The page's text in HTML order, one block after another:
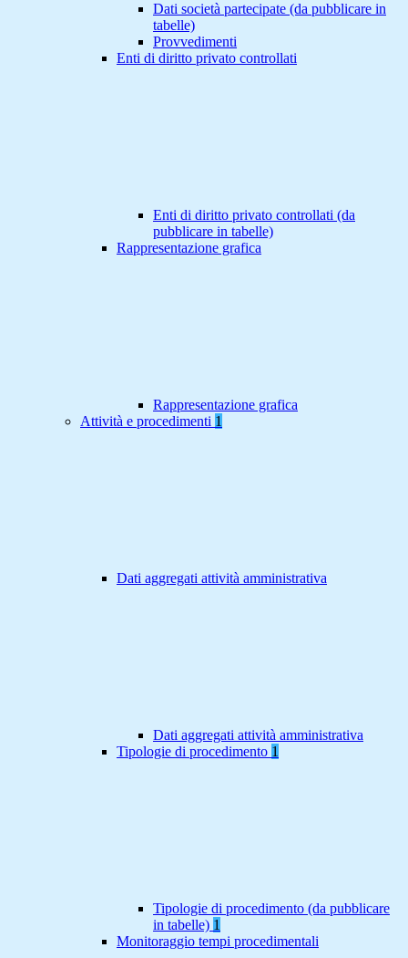
Dati società partecipate (da pubblicare in
tabelle)
Provvedimenti
Enti di diritto privato controllati
Enti di diritto privato controllati (da
pubblicare in tabelle)
Rappresentazione grafica
Rappresentazione grafica
Attività e procedimenti 1
Dati aggregati attività amministrativa
Dati aggregati attività amministrativa
Tipologie di procedimento 1
Tipologie di procedimento (da pubblicare
in tabelle) 1
Monitoraggio tempi procedimentali